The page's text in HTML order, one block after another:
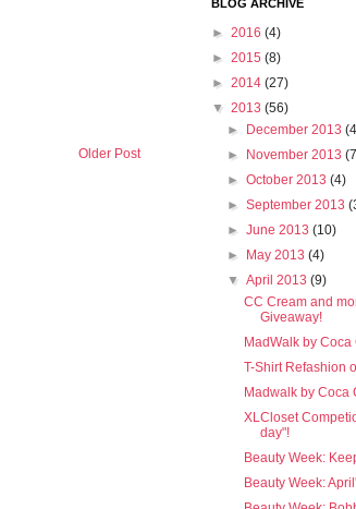
Older Post
BLOG ARCHIVE
► 2016 (4)
► 2015 (8)
► 2014 (27)
▼ 2013 (56)
►
December 2013
►
November 2013
►October 2013(4)
►September 2013
►June 2013(10)
►
May 2013(4)
▼April 2013(9)
CC Cream and
Giveaway!
MadWalk by
T-Shirt Refashion
Madwalk by Coca
XLCloset
day"!
Beauty Week:
Beauty Week: